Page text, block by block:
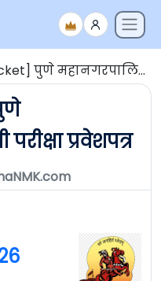
भरती परीक्षा प्रवेशपत्र
प्रवेशपत्र